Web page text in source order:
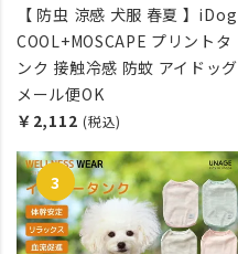
【 防虫 涼感 犬服 春夏 】iDog
COOL+MOSCAPE プリントタ
ンク 接触冷感 防蚊 アイドッグ
メール便OK
￥2,112 (税込)